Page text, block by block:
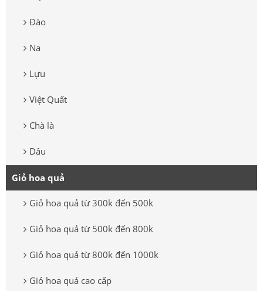
Đào
Na
Lựu
Việt Quất
Chà là
Dâu
Giỏ hoa quả
Giỏ hoa quả từ 300k đến 500k
Giỏ hoa quả từ 500k đến 800k
Giỏ hoa quả từ 800k đến 1000k
Giỏ hoa quả cao cấp